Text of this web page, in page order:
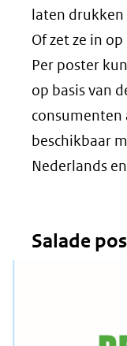
laten drukken
Of zet ze in
Per poster
op basis van
consumenten
beschikbaar
Nederlands
Salade